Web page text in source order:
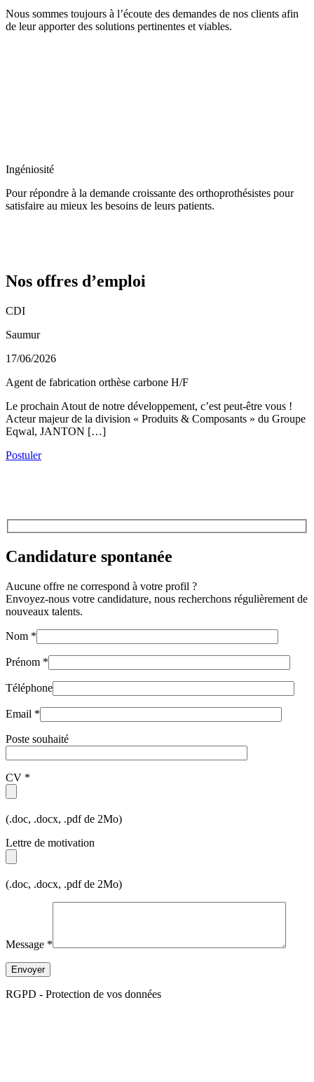
Nous sommes toujours à l’écoute des demandes de nos clients afin
de leur apporter des solutions pertinentes et viables.
Ingéniosité
Pour répondre à la demande croissante des orthoprothésistes pour
satisfaire au mieux les besoins de leurs patients.
Nos offres d’emploi
CDI
Saumur
17/06/2026
Agent de fabrication orthèse carbone H/F
Le prochain Atout de notre développement, c’est peut-être vous !
Acteur majeur de la division « Produits & Composants » du Groupe
Eqwal, JANTON […]
Postuler
Candidature spontanée
Aucune offre ne correspond à votre profil ?
Envoyez-nous votre candidature, nous recherchons régulièrement de
nouveaux talents.
Nom *
Prénom *
Téléphone
Email *
Poste souhaité
CV *
(.doc, .docx, .pdf de 2Mo)
Lettre de motivation
(.doc, .docx, .pdf de 2Mo)
Message *
Envoyer
RGPD - Protection de vos données